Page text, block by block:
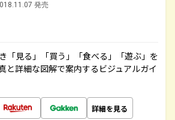
発売
「見る」「買う」「食べる」「遊ぶ」を
と詳細な図解で案内するビジュアルガイ
詳細を見る